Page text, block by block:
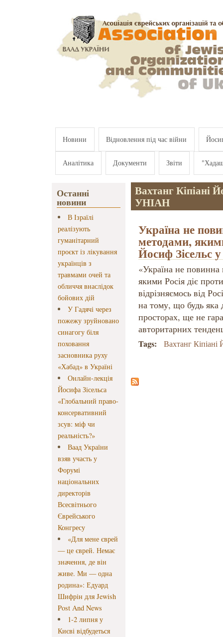
Новини Відновлення під час війни
Аналітика Документи Звіти
Останні
новини
В Ізраїлі
реалізують
гуманітарний
проєкт із лікування
українців з
травмами очей та
обличчя внаслідок
бойових дій
У Гадячі через
пожежу зруйновано
синагогу біля
поховання
засновника руху
«Хабад» в Україні
Онлайн-лекція
Йосифа Зісельса
«Глобальний право-
консервативний
зсув: міф чи
реальність?»
Ваад України
взяв участь у
Форумі
національних
директорів
Всесвітнього
Єврейського
Конгресу
«Для мене єврей
— це єврей. Немає
значення, де він
живе. Ми — одна
родина»: Едуард
Шифрін для Jewish
Post And News
1-2 липня у
Києві відбудеться
Вахтанг Кіпіані
УНІАН
Україна не
методами,
Йосиф Зісельс
«Україна не
якими Росія діє
відрізняємось від
на тому, що будь яка
просторах, ще не
авторитарних
Tags: Вахтанг